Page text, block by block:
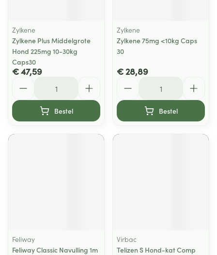
Zylkene
Zylkene Plus Middelgrote
Hond 225mg 10-30kg
Caps30
€ 47,59
Bestel
Zylkene
Zylkene 75mg <10kg Caps
30
€ 28,89
Bestel
Feliway
Feliway Classic Navulling 1m
Virbac
Telizen S Hond-kat Comp